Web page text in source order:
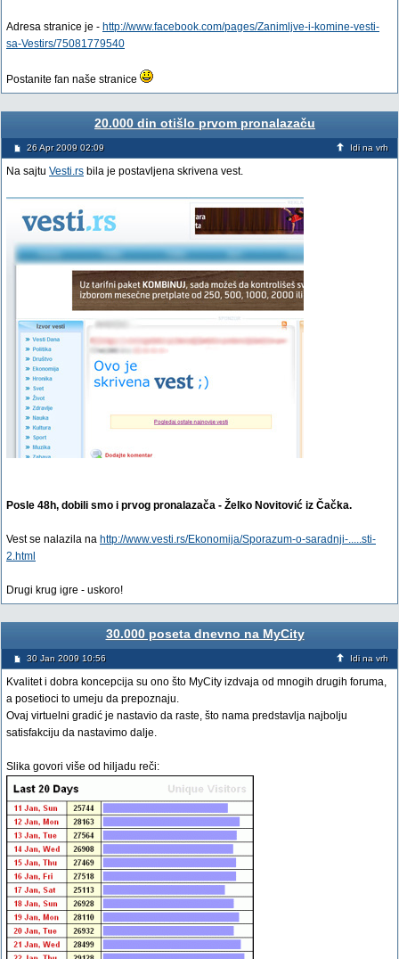
Adresa stranice je - http://www.facebook.com/pages/Zanimljve-i-komine-vesti-
sa-Vestirs/75081779540
Postanite fan naše stranice
20.000 din otišlo prvom pronalazaču
26 Apr 2009 02:09 Idi na vrh
Na sajtu Vesti.rs bila je postavljena skrivena vest.
Posle 48h, dobili smo i prvog pronalazača - Želko Novitović iz Čačka.
Vest se nalazila na http://www.vesti.rs/Ekonomija/Sporazum-o-saradnji-.....sti-
2.html
Drugi krug igre - uskoro!
30.000 poseta dnevno na MyCity
30 Jan 2009 10:56 Idi na vrh
Kvalitet i dobra koncepcija su ono što MyCity izdvaja od mnogih drugih foruma,
a posetioci to umeju da prepoznaju.
Ovaj virtuelni gradić je nastavio da raste, što nama predstavlja najbolju
satisfakciju da nastavimo dalje.
Slika govori više od hiljadu reči: